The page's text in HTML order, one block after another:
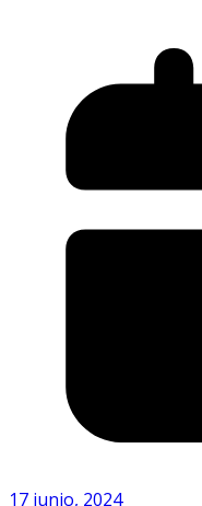
17 junio, 2024